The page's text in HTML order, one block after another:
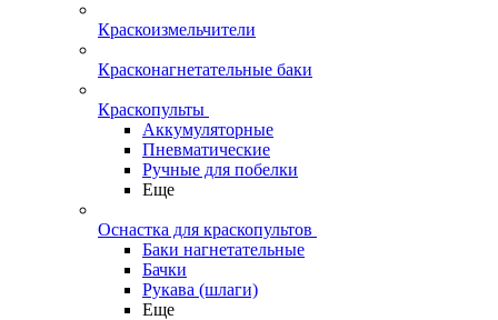
Краскоизмельчители
Красконагнетательные баки
Краскопульты
Аккумуляторные
Пневматические
Ручные для побелки
Еще
Оснастка для краскопультов
Баки нагнетательные
Бачки
Рукава (шлаги)
Еще